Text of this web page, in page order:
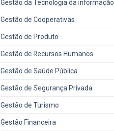
Gestão da Tecnologia da informação
Gestão de Cooperativas
Gestão de Produto
Gestão de Recursos Humanos
Gestão de Saúde Pública
Gestão de Segurança Privada
Gestão de Turismo
Gestão Financeira